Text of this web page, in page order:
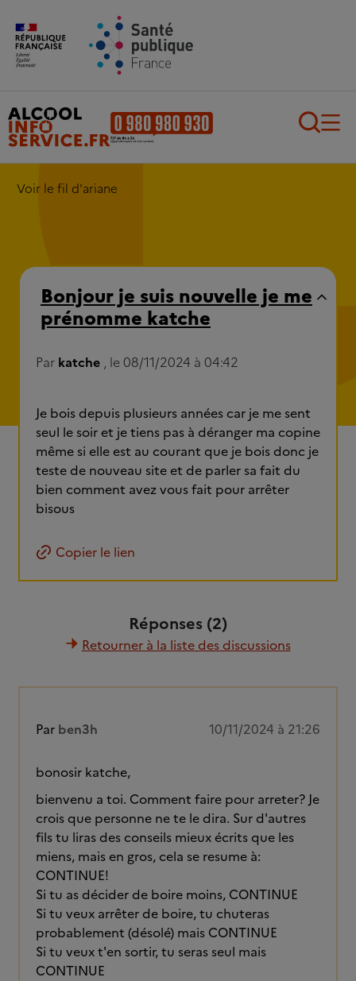
Aller au contenu principal
Voir le fil d'ariane
Bonjour je suis nouvelle je me
prénomme katche
Par katche , le 08/11/2024 à 04:42
Je bois depuis plusieurs années car je me sent
seul le soir et je tiens pas à déranger ma copine
même si elle est au courant que je bois donc je
teste de nouveau site et de parler sa fait du
bien comment avez vous fait pour arrêter
bisous
Copier le lien
Réponses (2)
Retourner à la liste des discussions
Par ben3h 10/11/2024 à 21:26
bonosir katche,
bienvenu a toi. Comment faire pour arreter? Je
crois que personne ne te le dira. Sur d'autres
fils tu liras des conseils mieux écrits que les
miens, mais en gros, cela se resume à:
CONTINUE!
Si tu as décider de boire moins, CONTINUE
Si tu veux arrêter de boire, tu chuteras
probablement (désolé) mais CONTINUE
Si tu veux t'en sortir, tu seras seul mais
CONTINUE